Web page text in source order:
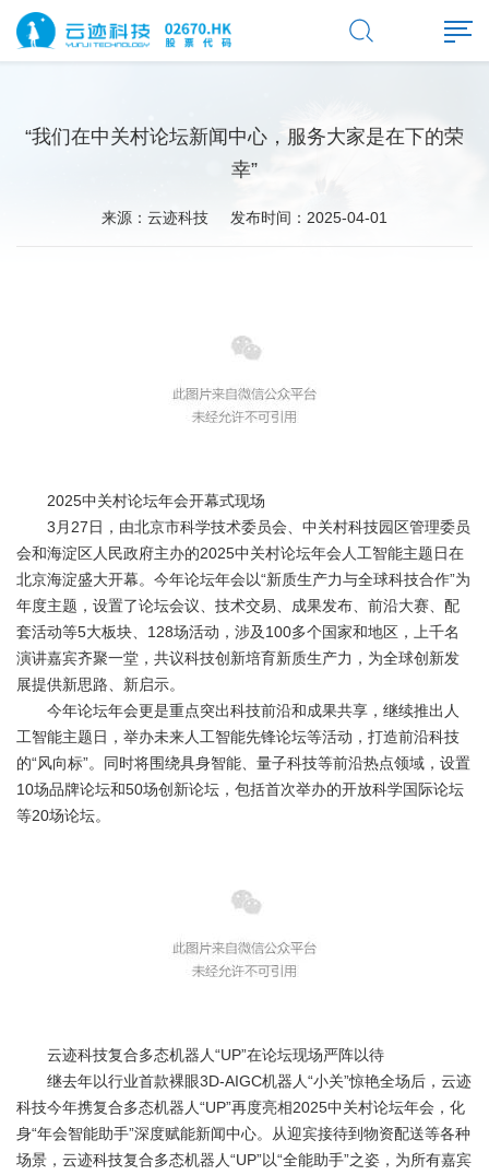
“我们在中关村论坛新闻中心，服务大家是在下的荣
幸”
来源：云迹科技 发布时间：2025-04-01
2025中关村论坛年会开幕式现场
3月27日，由北京市科学技术委员会、中关村科技园区管理委员
会和海淀区人民政府主办的2025中关村论坛年会人工智能主题日在
北京海淀盛大开幕。今年论坛年会以“新质生产力与全球科技合作”为
年度主题，设置了论坛会议、技术交易、成果发布、前沿大赛、配
套活动等5大板块、128场活动，涉及100多个国家和地区，上千名
演讲嘉宾齐聚一堂，共议科技创新培育新质生产力，为全球创新发
展提供新思路、新启示。
今年论坛年会更是重点突出科技前沿和成果共享，继续推出人
工智能主题日，举办未来人工智能先锋论坛等活动，打造前沿科技
的“风向标”。同时将围绕具身智能、量子科技等前沿热点领域，设置
10场品牌论坛和50场创新论坛，包括首次举办的开放科学国际论坛
等20场论坛。
云迹科技复合多态机器人“UP”在论坛现场严阵以待
继去年以行业首款裸眼3D-AIGC机器人“小关”惊艳全场后，云迹
科技今年携复合多态机器人“UP”再度亮相2025中关村论坛年会，化
身“年会智能助手”深度赋能新闻中心。从迎宾接待到物资配送等各种
场景，云迹科技复合多态机器人“UP”以“全能助手”之姿，为所有嘉宾